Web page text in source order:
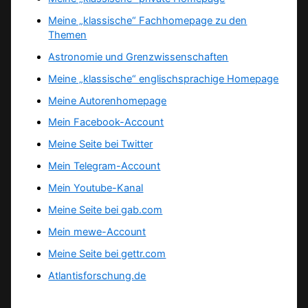
Meine „klassische“ Fachhomepage zu den
Themen
Astronomie und Grenzwissenschaften
Meine „klassische“ englischsprachige Homepage
Meine Autorenhomepage
Mein Facebook-Account
Meine Seite bei Twitter
Mein Telegram-Account
Mein Youtube-Kanal
Meine Seite bei gab.com
Mein mewe-Account
Meine Seite bei gettr.com
Atlantisforschung.de